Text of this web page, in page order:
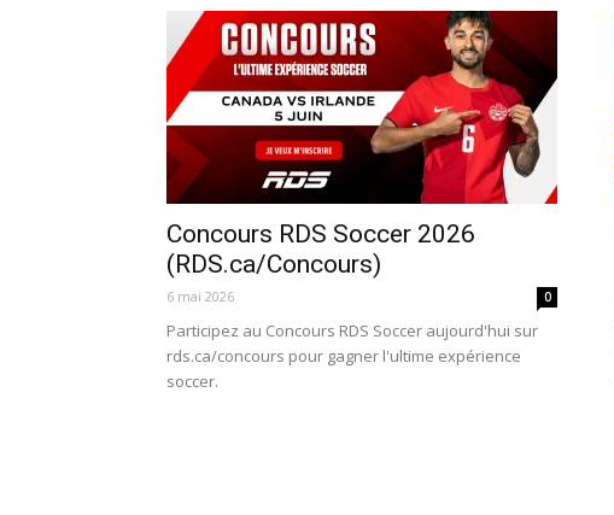
Concours RDS Soccer 2026
(RDS.ca/Concours)
6 mai 2026 0
Participez au Concours RDS Soccer aujourd'hui sur
rds.ca/concours pour gagner l'ultime expérience
soccer.